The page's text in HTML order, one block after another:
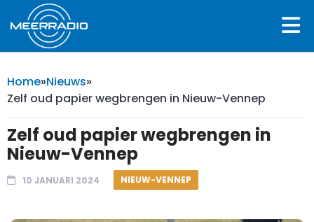
Home»Nieuws»
Zelf oud papier wegbrengen in Nieuw-Vennep
Zelf oud papier wegbrengen in
Nieuw-Vennep
10 JANUARI 2024 NIEUW-VENNEP